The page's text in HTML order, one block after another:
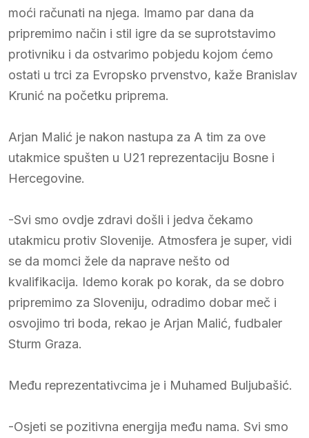
moći računati na njega. Imamo par dana da
pripremimo način i stil igre da se suprotstavimo
protivniku i da ostvarimo pobjedu kojom ćemo
ostati u trci za Evropsko prvenstvo, kaže Branislav
Krunić na početku priprema.
Arjan Malić je nakon nastupa za A tim za ove
utakmice spušten u U21 reprezentaciju Bosne i
Hercegovine.
-Svi smo ovdje zdravi došli i jedva čekamo
utakmicu protiv Slovenije. Atmosfera je super, vidi
se da momci žele da naprave nešto od
kvalifikacija. Idemo korak po korak, da se dobro
pripremimo za Sloveniju, odradimo dobar meč i
osvojimo tri boda, rekao je Arjan Malić, fudbaler
Sturm Graza.
Među reprezentativcima je i Muhamed Buljubašić.
-Osjeti se pozitivna energija među nama. Svi smo